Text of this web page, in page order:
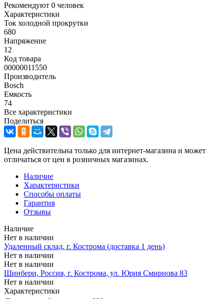
Рекомендуют 0 человек
Характеристики
Ток холодной прокрутки
680
Напряжение
12
Код товара
00000011550
Производитель
Bosch
Емкость
74
Все характеристики
Поделиться
Цена действительна только для интернет-магазина и может
отличаться от цен в розничных магазинах.
Наличие
Характеристики
Способы оплаты
Гарантия
Отзывы
Наличие
Нет в наличии
Удаленный склад, г. Кострома (доставка 1 день)
Нет в наличии
Нет в наличии
Шинбери, Россия, г. Кострома, ул. Юрия Смирнова 83
Нет в наличии
Характеристики